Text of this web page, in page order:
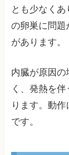
とも少なく
の卵巣に問題
があります。
内臓が原因
く、発熱を
ります。動
です。